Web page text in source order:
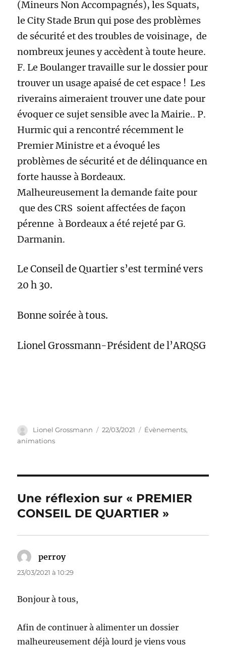
(Mineurs Non Accompagnés), les Squats,
le City Stade Brun qui pose des problèmes
de sécurité et des troubles de voisinage, de
nombreux jeunes y accèdent à toute heure.
F. Le Boulanger travaille sur le dossier pour
trouver un usage apaisé de cet espace ! Les
riverains aimeraient trouver une date pour
évoquer ce sujet sensible avec la Mairie.. P.
Hurmic qui a rencontré récemment le
Premier Ministre et a évoqué les
problèmes de sécurité et de délinquance en
forte hausse à Bordeaux.
Malheureusement la demande faite pour
que des CRS soient affectées de façon
pérenne à Bordeaux a été rejeté par G.
Darmanin.
Le Conseil de Quartier s’est terminé vers
20 h 30.
Bonne soirée à tous.
Lionel Grossmann-Président de l’ARQSG
Auteur
Lionel Grossmann
Publié
22/03/2021 Catégories
Évènements,
animations
Une réflexion sur « PREMIER
CONSEIL DE QUARTIER »
perroydit :
23/03/2021 à 10:29
Bonjour à tous,
Afin de continuer à alimenter un dossier
malheureusement déjà lourd je viens vous